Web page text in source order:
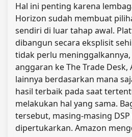
Hal ini penting karena
Horizon sudah membuat
sendiri di luar tahap awal.
dibangun secara eksplisit
tidak perlu
anggaran ke The Trade Desk,
lainnya berdasarkan mana
hasil terbaik pada saat
melakukan hal yang sama.
tersebut, masing-masing
dipertukarkan. Amazon